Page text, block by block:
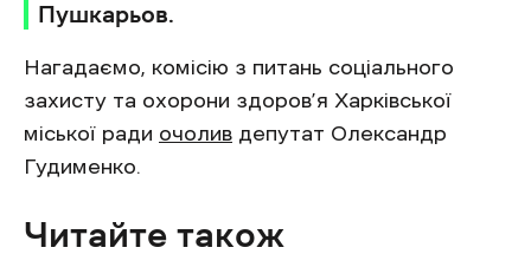
Пушкарьов.
Нагадаємо, комісію з питань соціального
захисту та охорони здоров’я Харківської
міської ради очолив депутат Олександр
Гудименко.
Читайте також